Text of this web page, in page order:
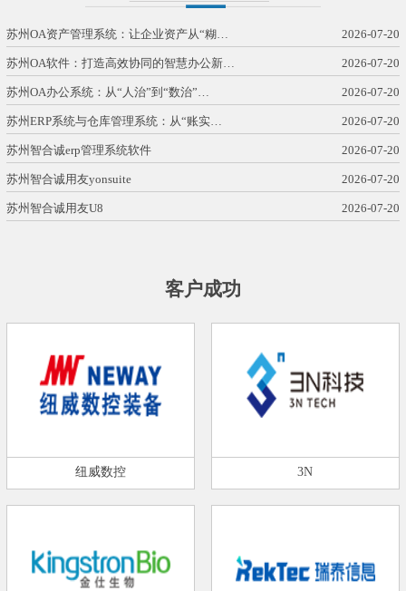
苏州OA资产管理系统：让企业资产从“糊… 2026-07-20
苏州OA软件：打造高效协同的智慧办公新… 2026-07-20
苏州OA办公系统：从“人治”到“数治”… 2026-07-20
苏州ERP系统与仓库管理系统：从“账实… 2026-07-20
苏州智合诚erp管理系统软件 2026-07-20
苏州智合诚用友yonsuite 2026-07-20
苏州智合诚用友U8 2026-07-20
客户成功
纽威数控 3N